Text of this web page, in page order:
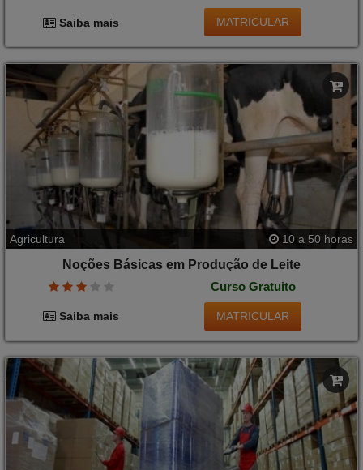
Saiba mais MATRICULAR
Agricultura 10 a 50 horas
Noções Básicas em Produção de Leite
Curso Gratuito
Saiba mais MATRICULAR